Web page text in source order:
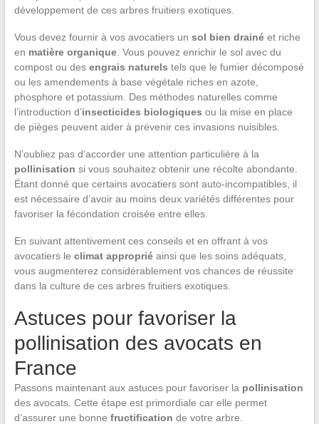
développement de ces arbres fruitiers exotiques.
Vous devez fournir à vos avocatiers un sol bien drainéet riche
en matière organique. Vous pouvez enrichir le sol avec du
compost ou des engrais naturels tels que le fumier décomposé
ou les amendements à base végétale riches en azote,
phosphore et potassium. Des méthodes naturelles comme
l’introduction d’insecticides biologiques ou la mise en place
de pièges peuvent aider à prévenir ces invasions nuisibles.
N’oubliez pas d’accorder une attention particulière à la
pollinisation si vous souhaitez obtenir une récolte abondante.
Étant donné que certains avocatiers sont auto-incompatibles, il
est nécessaire d’avoir au moins deux variétés différentes pour
favoriser la fécondation croisée entre elles.
En suivant attentivement ces conseils et en offrant à vos
avocatiers le climat appropriéainsi que les soins adéquats,
vous augmenterez considérablement vos chances de réussite
dans la culture de ces arbres fruitiers exotiques.
Astuces pour favoriser la
pollinisation des avocats en
France
Passons maintenant aux astuces pour favoriser la pollinisation
des avocats. Cette étape est primordiale car elle permet
d’assurer une bonne fructification de votre arbre.